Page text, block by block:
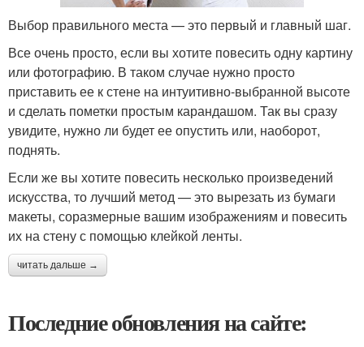
Выбор правильного места — это первый и главный шаг.
Все очень просто, если вы хотите повесить одну картину
или фотографию. В таком случае нужно просто
приставить ее к стене на интуитивно-выбранной высоте
и сделать пометки простым карандашом. Так вы сразу
увидите, нужно ли будет ее опустить или, наоборот,
поднять.
Если же вы хотите повесить несколько произведений
искусства, то лучший метод — это вырезать из бумаги
макеты, соразмерные вашим изображениям и повесить
их на стену с помощью клейкой ленты.
читать дальше →
Последние обновления на сайте: